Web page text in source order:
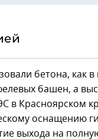
бетона, как
башен, а
в Красноярском
оснащению
выхода на